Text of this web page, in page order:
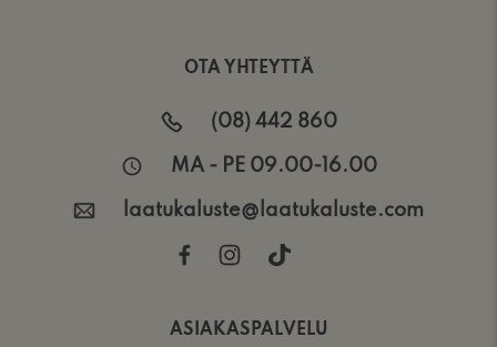
OTA YHTEYTTÄ
(08) 442 860
MA - PE 09.00-16.00
laatukaluste@laatukaluste.com
ASIAKASPALVELU